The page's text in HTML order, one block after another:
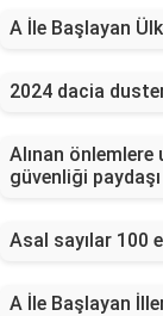
A İle Başlayan
2024 dacia
Alınan
güvenliği
Asal sayılar 100
A İle Başlayan